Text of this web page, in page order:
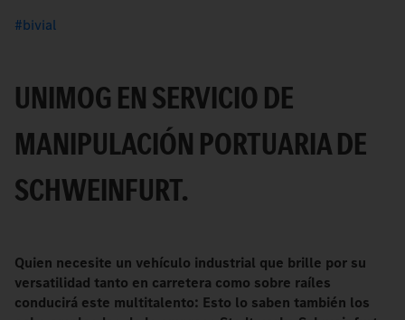
bivial
UNIMOG EN SERVICIO DE
MANIPULACIÓN PORTUARIA DE
SCHWEINFURT.
Quien necesite un vehículo industrial que brille por su
versatilidad tanto en carretera como sobre raíles
conducirá este multitalento: Esto lo saben también los